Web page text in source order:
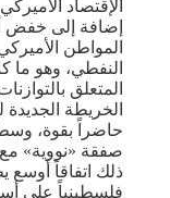
الإقتصاد
إضافة إلى خفض
المواطن
النفطي، وهو ما
المتعلق
الخريطة
حاضراً بقوة،
صفقة «نووية»
ذلك اتفاقاً أوسع
فلسطينياً على